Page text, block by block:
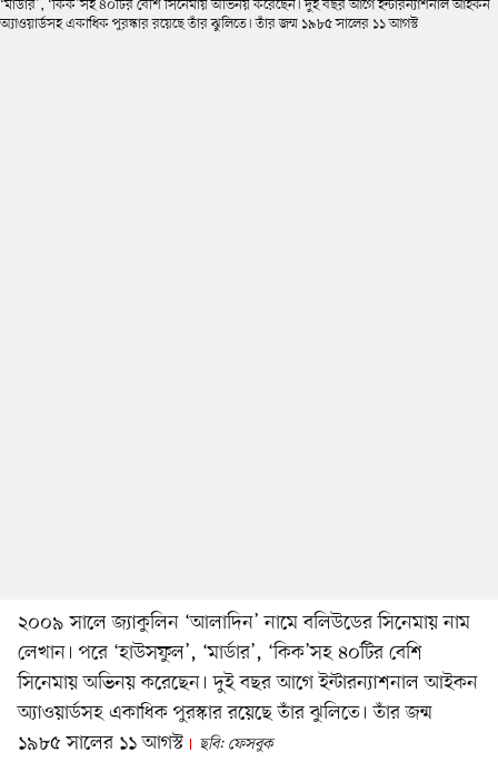
২০০৯ সালে জ্যাকুলিন ‘আলাদিন’ নামে বলিউডের সিনেমায় নাম
লেখান। পরে ‘হাউসফুল’, ‘মার্ডার’, ‘কিক’সহ ৪০টির বেশি
সিনেমায় অভিনয় করেছেন। দুই বছর আগে ইন্টারন্যাশনাল আইকন
অ্যাওয়ার্ডসহ একাধিক পুরস্কার রয়েছে তাঁর ঝুলিতে। তাঁর জন্ম
১৯৮৫ সালের ১১ আগস্ট
ছবি: ফেসবুক